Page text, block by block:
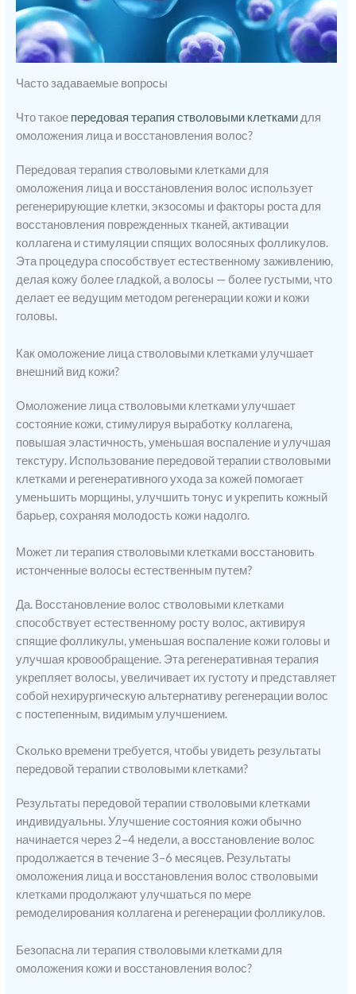
Часто задаваемые вопросы
Что такое передовая терапия стволовыми клеткамидля
омоложения лица и восстановления волос?
Передовая терапия стволовыми клетками для
омоложения лица и восстановления волос использует
регенерирующие клетки, экзосомы и факторы роста для
восстановления поврежденных тканей, активации
коллагена и стимуляции спящих волосяных фолликулов.
Эта процедура способствует естественному заживлению,
делая кожу более гладкой, а волосы — более густыми, что
делает ее ведущим методом регенерации кожи и кожи
головы.
Как омоложение лица стволовыми клетками улучшает
внешний вид кожи?
Омоложение лица стволовыми клетками улучшает
состояние кожи, стимулируя выработку коллагена,
повышая эластичность, уменьшая воспаление и улучшая
текстуру. Использование передовой терапии стволовыми
клетками и регенеративного ухода за кожей помогает
уменьшить морщины, улучшить тонус и укрепить кожный
барьер, сохраняя молодость кожи надолго.
Может ли терапия стволовыми клетками восстановить
истонченные волосы естественным путем?
Да. Восстановление волос стволовыми клетками
способствует естественному росту волос, активируя
спящие фолликулы, уменьшая воспаление кожи головы и
улучшая кровообращение. Эта регенеративная терапия
укрепляет волосы, увеличивает их густоту и представляет
собой нехирургическую альтернативу регенерации волос
с постепенным, видимым улучшением.
Сколько времени требуется, чтобы увидеть результаты
передовой терапии стволовыми клетками?
Результаты передовой терапии стволовыми клетками
индивидуальны. Улучшение состояния кожи обычно
начинается через 2–4 недели, а восстановление волос
продолжается в течение 3–6 месяцев. Результаты
омоложения лица и восстановления волос стволовыми
клетками продолжают улучшаться по мере
ремоделирования коллагена и регенерации фолликулов.
Безопасна ли терапия стволовыми клетками для
омоложения кожи и восстановления волос?